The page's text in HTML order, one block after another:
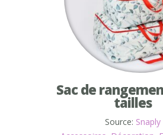
Sac de
tailles
Source: Snaply